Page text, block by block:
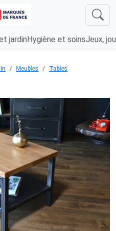
jardin Hygiène et soinsJeux,
Meubles
Tables